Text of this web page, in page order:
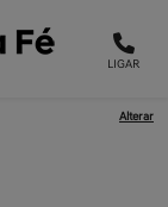
LIGAR
Alterar